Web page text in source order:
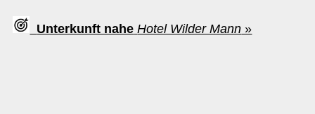
Unterkunft nahe Hotel Wilder Mann »